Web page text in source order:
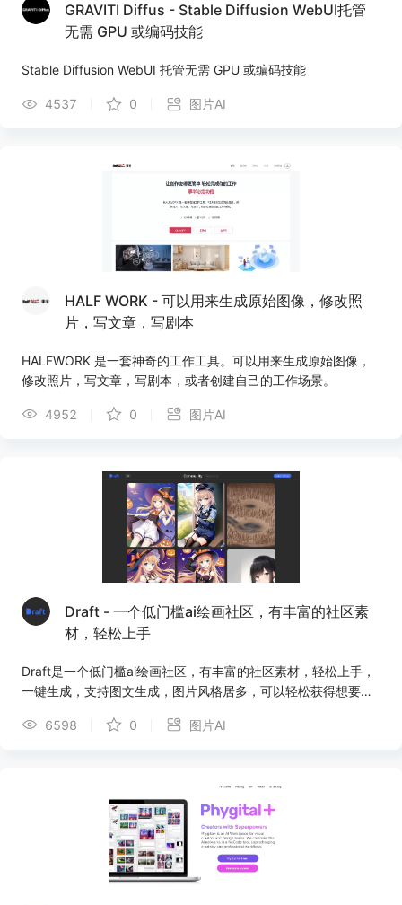
GRAVITI Diffus - Stable Diffusion WebUI托管
无需 GPU 或编码技能
Stable Diffusion WebUI 托管无需 GPU 或编码技能
4537 0 图片AI
HALF WORK - 可以用来生成原始图像，修改照
片，写文章，写剧本
HALFWORK 是一套神奇的工作工具。可以用来生成原始图像，
修改照片，写文章，写剧本，或者创建自己的工作场景。
4952 0 图片AI
Draft - 一个低门槛ai绘画社区，有丰富的社区素
材，轻松上手
Draft是一个低门槛ai绘画社区，有丰富的社区素材，轻松上手，
一键生成，支持图文生成，图片风格居多，可以轻松获得想要的
6598
0 图片AI